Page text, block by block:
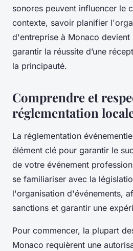
sonores peuvent influencer le
contexte, savoir planifier
d'entreprise à Monaco
garantir la réussite d’une
la principauté.
Comprendre et
réglementation
La réglementation
élément clé pour garantir le
de votre événement
se familiariser avec la
l'organisation d'événements,
sanctions et garantir une
Pour commencer, la plupart
Monaco requièrent une